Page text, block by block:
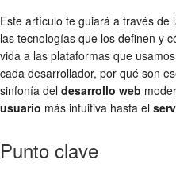
Este artículo te guiará a través de
las tecnologías que los definen y
vida a las plataformas que
cada desarrollador, por qué son
sinfonía del desarrollo web
usuario más intuitiva hasta el
Punto clave